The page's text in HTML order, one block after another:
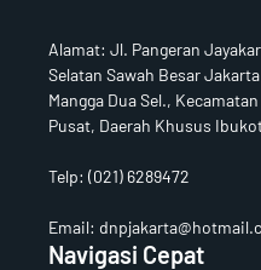
Alamat: Jl. Pangeran
Selatan Sawah Besar
Mangga Dua Sel.,
Pusat, Daerah Khusus
Telp: (021) 6289472
Email:
Navigasi Cepat